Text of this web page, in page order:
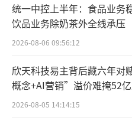
为过“爆款”。
十个月，三位一
致了语音、视觉、模
而这恰恰是迈向世界
争中，阿里的AI人才
统一中控上半年：食品业务
饮品业务除奶茶外全线承压
2026-08-06 09:56:12
欣天科技易主背后藏六年对
概念+AI营销”溢价难掩52
验
2026-08-05 14:14:15